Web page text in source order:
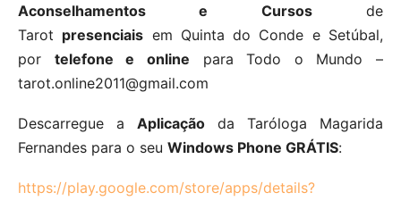
Aconselhamentos e Cursosde
Tarot presenciais em Quinta do Conde e Setúbal,
por telefone e online para Todo o Mundo –
tarot.online2011@gmail.com
Descarregue a Aplicação da Taróloga Magarida
Fernandes para o seu Windows Phone GRÁTIS:
https://play.google.com/store/apps/details?